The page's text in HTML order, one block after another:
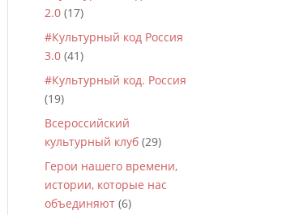
2.0 (17)
#Культурный код Россия
3.0 (41)
#Культурный код. Россия
(19)
Всероссийский
культурный клуб (29)
Герои нашего времени,
истории, которые нас
объединяют (6)